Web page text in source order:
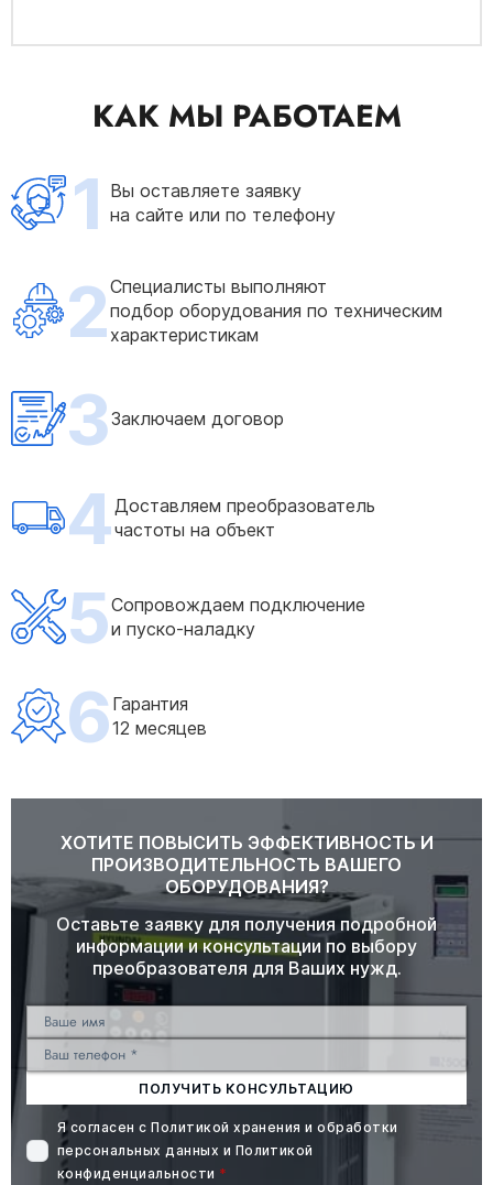
КАК МЫ РАБОТАЕМ
1 Вы оставляете заявку
на сайте или по телефону
2Специалисты выполняют
подбор оборудования по техническим
характеристикам
3Заключаем договор
4Доставляем преобразователь
частоты на объект
5Сопровождаем подключение
и пуско-наладку
6 Гарантия
12 месяцев
ХОТИТЕ ПОВЫСИТЬ ЭФФЕКТИВНОСТЬ И
ПРОИЗВОДИТЕЛЬНОСТЬ ВАШЕГО
ОБОРУДОВАНИЯ?
Оставьте заявку для получения подробной
информации и консультации по выбору
преобразователя для Ваших нужд.
ПОЛУЧИТЬ КОНСУЛЬТАЦИЮ
Я согласен сПолитикой хранения и обработки
персональных данных и Политикой
конфиденциальности *